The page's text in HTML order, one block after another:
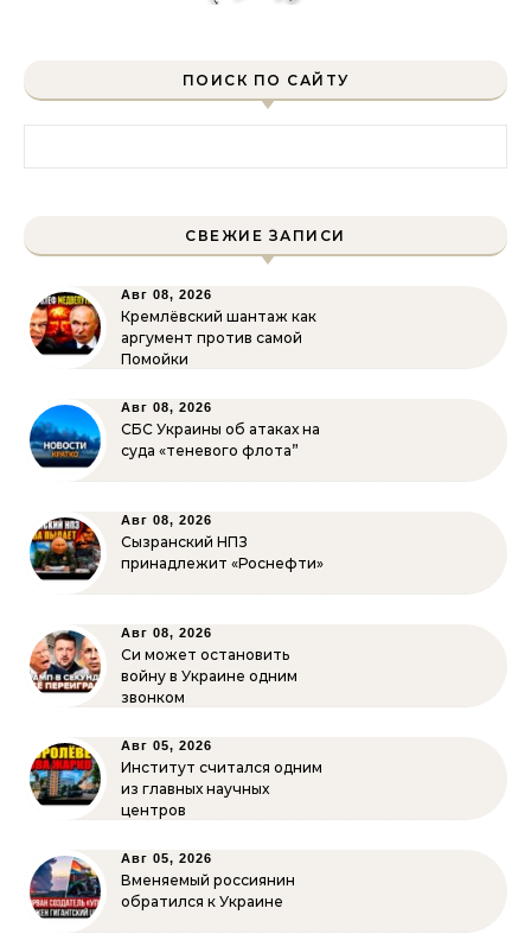
ПОИСК ПО САЙТУ
СВЕЖИЕ ЗАПИСИ
Авг 08, 2026
Кремлёвский шантаж как
аргумент против самой
Помойки
Авг 08, 2026
СБС Украины об атаках на
суда «теневого флота”
Авг 08, 2026
Сызранский НПЗ
принадлежит «Роснефти»
Авг 08, 2026
Си может остановить
войну в Украине одним
звонком
Авг 05, 2026
Институт считался одним
из главных научных
центров
Авг 05, 2026
Вменяемый россиянин
обратился к Украине